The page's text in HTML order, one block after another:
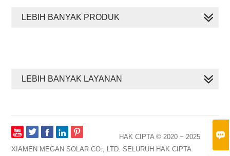

LEBIH BANYAK PRODUK
LEBIH BANYAK LAYANAN
    
HAK CIPTA © 2020 ~ 2025
XIAMEN MEGAN SOLAR CO., LTD. SELURUH HAK CIPTA